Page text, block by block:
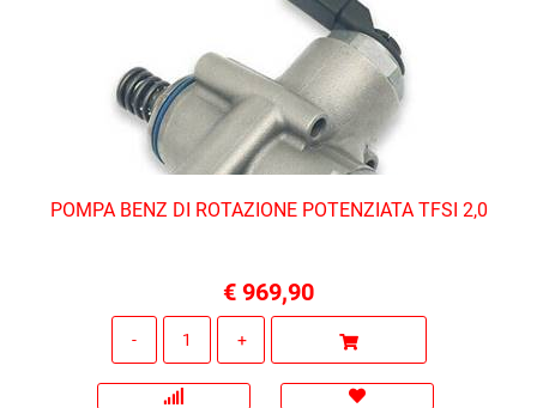
POMPA BENZ DI ROTAZIONE POTENZIATA TFSI 2,0
€ 969,90